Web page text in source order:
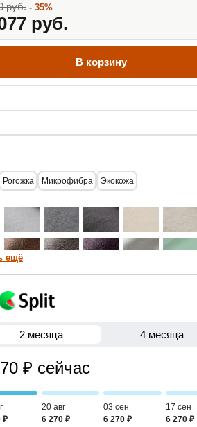
руб. - 35%
руб.
В корзину
Рогожка Микрофибра Экокожа
ещё
2 месяца 4 месяца
₽ сейчас
₽
20 авг
6 270 ₽
03 сен
6 270 ₽
17 сен
6 270 ₽